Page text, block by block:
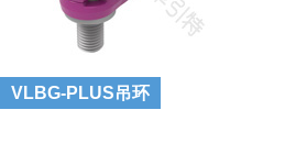
VLBG-PLUS吊环